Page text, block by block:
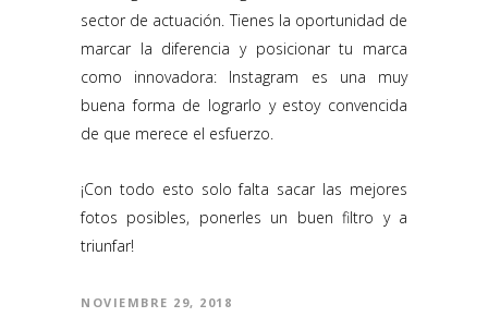
sector de actuación. Tienes la oportunidad de
marcar la diferencia y posicionar tu marca
como innovadora: Instagram es una muy
buena forma de lograrlo y estoy convencida
de que merece el esfuerzo.
¡Con todo esto solo falta sacar las mejores
fotos posibles, ponerles un buen filtro y a
triunfar!
NOVIEMBRE 29, 2018